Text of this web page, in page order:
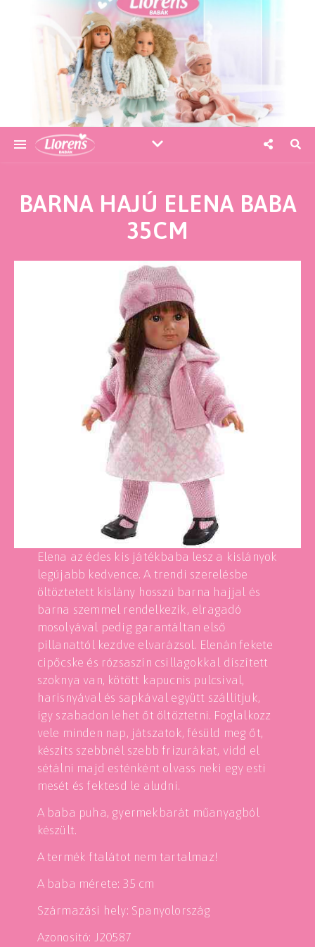
BARNA HAJÚ ELENA BABA
35CM
Elena az édes kis játékbaba lesz a kislányok
legújabb kedvence. A trendi szerelésbe
öltöztetett kislány hosszú barna hajjal és
barna szemmel rendelkezik, elragadó
mosolyával pedig garantáltan első
pillanattól kezdve elvarázsol. Elenán fekete
cipőcske és rózsaszín csillagokkal díszített
szoknya van, kötött kapucnis pulcsival,
harisnyával és sapkával együtt szállítjuk,
így szabadon lehet őt öltöztetni. Foglalkozz
vele minden nap, játszatok, fésüld meg őt,
készíts szebbnél szebb frizurákat, vidd el
sétálni majd esténként olvass neki egy esti
mesét és fektesd le aludni.
A baba puha, gyermekbarát műanyagból
készült.
A termék ftalátot nem tartalmaz!
A baba mérete: 35 cm
Származási hely: Spanyolország
Azonosító: J20587